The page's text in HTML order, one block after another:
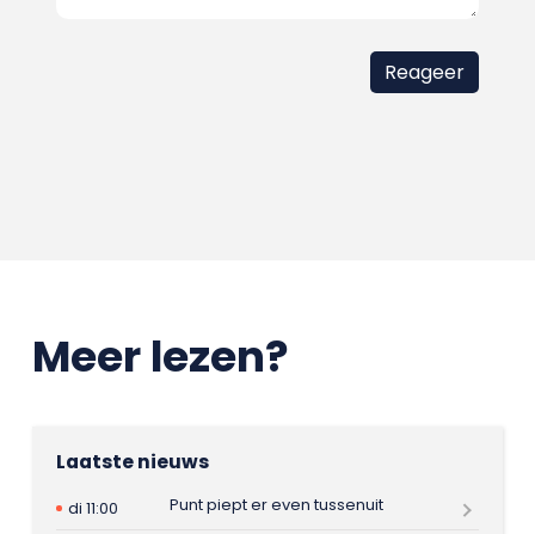
Meer lezen?
Laatste nieuws
di 11:00
Punt piept er even tussenuit